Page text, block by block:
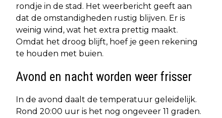
rondje in de stad. Het weerbericht geeft aan
dat de omstandigheden rustig blijven. Er is
weinig wind, wat het extra prettig maakt.
Omdat het droog blijft, hoef je geen rekening
te houden met buien.
Avond en nacht worden weer frisser
In de avond daalt de temperatuur geleidelijk.
Rond 20:00 uur is het nog ongeveer 11 graden.